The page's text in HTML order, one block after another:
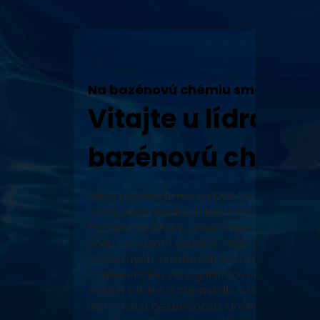
Na bazénovú chémiu sme tu my!
Vitajte u lídra v
bazénovú chémiu!
Naša rodinná firma sa pýši tradíciou,
vôd a vodárenských technológií a
Ponúkame široký výber vysoko
vodu vo vašom bazéne. Naše produkty,
moderných výrobných technológiách,
konkurenciou, no s garantovaným
našich tabliet a chemikálií, ktoré prešli
účinnosti a bezpečnosti. Urobte z vášho